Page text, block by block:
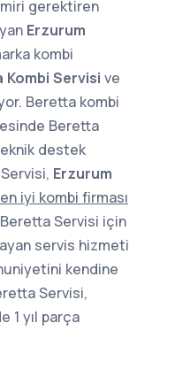
gerektiren
Erzurum
kombi
Kombi Servisi ve
Beretta kombi
Beretta
destek
Erzurum
en iyi kombi firması
Servisi için
servis hizmeti
kendine
Servisi,
1 yıl parça